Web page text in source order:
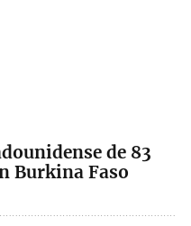
de 83
Burkina Faso